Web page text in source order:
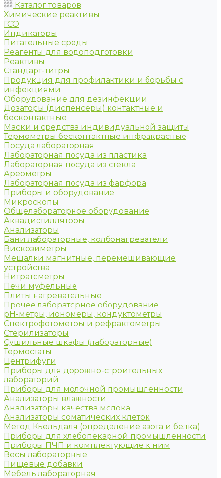
Каталог товаров
Химические реактивы
ГСО
Индикаторы
Питательные среды
Реагенты для водоподготовки
Реактивы
Стандарт-титры
Продукция для профилактики и борьбы с
инфекциями
Оборудование для дезинфекции
Дозаторы (диспенсеры) контактные и
бесконтактные
Маски и средства индивидуальной защиты
Термометры бесконтактные инфракрасные
Посуда лабораторная
Лабораторная посуда из пластика
Лабораторная посуда из стекла
Ареометры
Лабораторная посуда из фарфора
Приборы и оборудование
Микроскопы
Общелабораторное оборудование
Аквадистилляторы
Анализаторы
Бани лабораторные, колбонагреватели
Вискозиметры
Мешалки магнитные, перемешивающие
устройства
Нитратометры
Печи муфельные
Плиты нагревательные
Прочее лабораторное оборудование
рН-метры, иономеры, кондуктометры
Спектрофотометры и рефрактометры
Стерилизаторы
Сушильные шкафы (лабораторные)
Термостаты
Центрифуги
Приборы для дорожно-строительных
лабораторий
Приборы для молочной промышленности
Анализаторы влажности
Анализаторы качества молока
Анализаторы соматических клеток
Метод Кьельдаля (определение азота и белка)
Приборы для хлебопекарной промышленности
Приборы ПЧП и комплектующие к ним
Весы лабораторные
Пищевые добавки
Мебель лабораторная